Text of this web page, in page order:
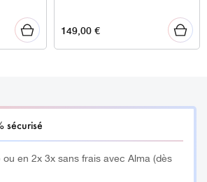
149,00€
sécurisé
en 2x 3x sans frais avec Alma (dès